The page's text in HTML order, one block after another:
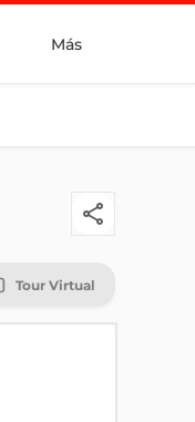
Más
Tour Virtual